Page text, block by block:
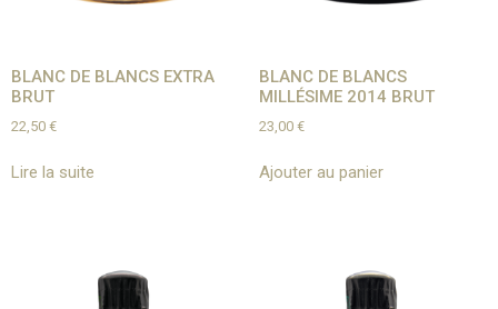
BLANC DE BLANCS EXTRA
BRUT
22,50 €
Lire la suite
BLANC DE BLANCS
MILLÉSIME 2014 BRUT​
23,00 €
Ajouter au panier